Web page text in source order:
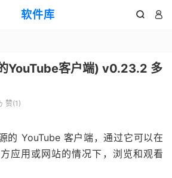
软件库  
YouTube客户端) v0.23.2 多
赞(1 )
的 YouTube 客户端，通过它可以在
应用或网站的情况下，浏览和观看